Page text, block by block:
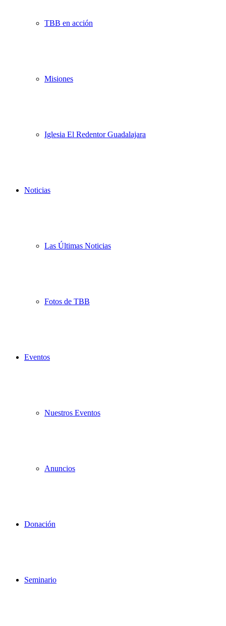
TBB en acción
Misiones
Iglesia El Redentor Guadalajara
Noticias
Las Últimas Noticias
Fotos de TBB
Eventos
Nuestros Eventos
Anuncios
Donación
Seminario